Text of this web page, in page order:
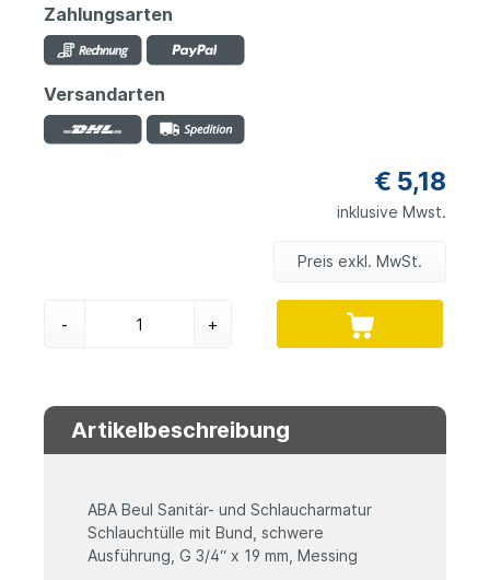
Zahlungsarten
Versandarten
€ 5,18
inklusive Mwst.
Preis exkl. MwSt.
- +
Artikelbeschreibung
ABA Beul Sanitär- und Schlaucharmatur
Schlauchtülle mit Bund, schwere
Ausführung, G 3/4“ x 19 mm, Messing